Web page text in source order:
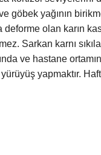
göbek yağının
olan karın
Sarkan karnı
ve hastane
yapmaktır.